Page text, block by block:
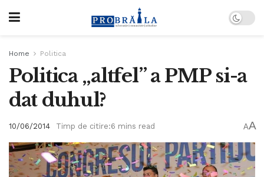
Home Politica
Politica „altfel” a PMP si-a
dat duhul?
10/06/2014 Timp de citire:6 mins read AA